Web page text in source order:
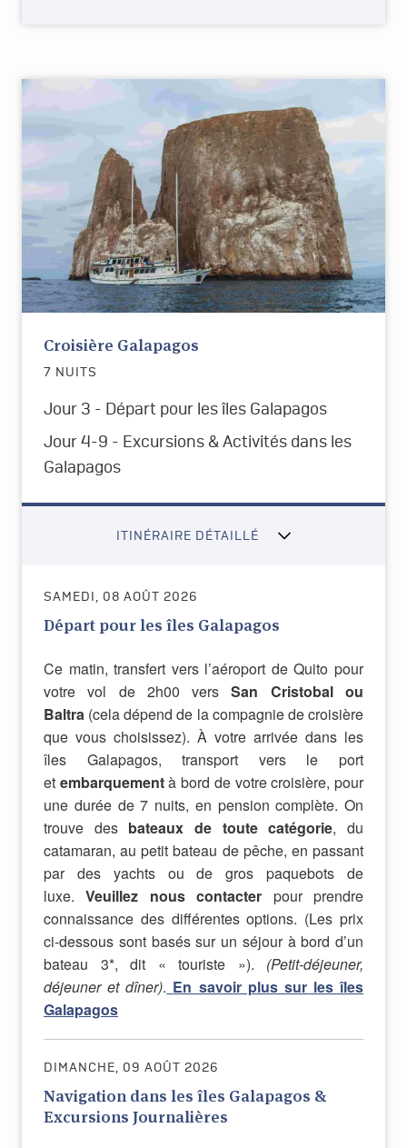
Croisière Galapagos
7 NUITS
Jour 3 - Départ pour les îles Galapagos
Jour 4-9 - Excursions & Activités dans les
Galapagos
ITINÉRAIRE DÉTAILLÉ
SAMEDI, 08 AOÛT 2026
Départ pour les îles Galapagos
Ce matin, transfert vers l’aéroport de Quito pour
votre vol de 2h00 versSan Cristobal ou
Baltra (cela dépend de la compagnie de croisière
que vous choisissez). À votre arrivée dans les
îles Galapagos, transport vers le port
et embarquementà bord de votre croisière, pour
une durée de 7 nuits, en pension complète. On
trouve des bateaux de toute catégorie, du
catamaran, au petit bateau de pêche, en passant
par des yachts ou de gros paquebots de
luxe.Veuillez nous contacter pour prendre
connaissance des différentes options. (Les prix
ci-dessous sont basés sur un séjour à bord d’un
bateau 3*, dit « touriste »). (Petit-déjeuner,
déjeuner et dîner). En savoir plus sur les îles
Galapagos
DIMANCHE, 09 AOÛT 2026
Navigation dans les îles Galapagos &
Excursions Journalières